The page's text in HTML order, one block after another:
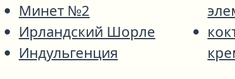
Минет №2
Ирландский Шорле
Индульгенция